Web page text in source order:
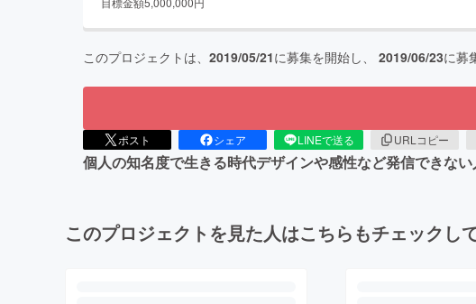
このプロジェクトは、 2019/05/21に募集を開始し、 2019/06/23に募
ポスト シェア LINEで送る URLコピー
個人の知名度で生きる時代デザインや感性など発信できな
このプロジェクトを見た人はこちらもチェックし